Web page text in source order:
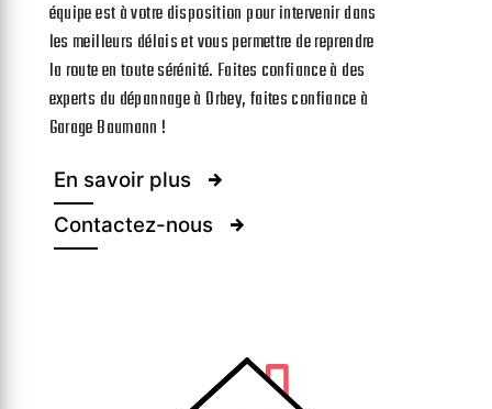
équipe est à votre disposition pour intervenir dans
les meilleurs délais et vous permettre de reprendre
la route en toute sérénité. Faites confiance à des
experts du dépannage à Orbey, faites confiance à
Garage Baumann !
En savoir plus
Contactez-nous